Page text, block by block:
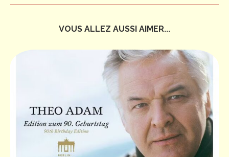
VOUS ALLEZ AUSSI AIMER...